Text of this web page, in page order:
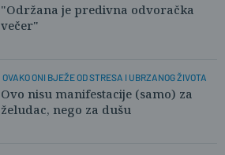
"Održana je predivna odvoračka
večer"
OVAKO ONI BJEŽE OD STRESA I UBRZANOG ŽIVOTA
Ovo nisu manifestacije (samo) za
želudac, nego za dušu